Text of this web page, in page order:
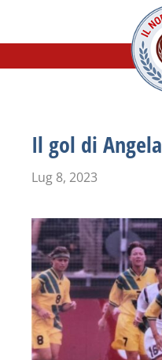
Il gol di Angela
Lug 8, 2023